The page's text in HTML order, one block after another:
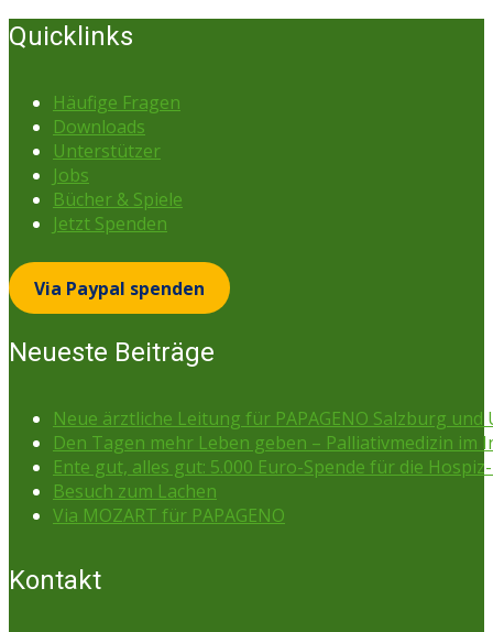
Quicklinks
Häufige Fragen
Downloads
Unterstützer
Jobs
Bücher & Spiele
Jetzt Spenden
Via Paypal spenden
Neueste Beiträge
Neue ärztliche Leitung für PAPAGENO Salzburg und
Den Tagen mehr Leben geben – Palliativmedizin im
Ente gut, alles gut: 5.000 Euro-Spende für die
Besuch zum Lachen
Via MOZART für PAPAGENO
Kontakt